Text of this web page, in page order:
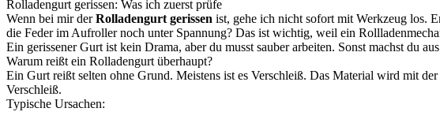
Rolladengurt gerissen: Was ich zuerst prüfe
Wenn bei mir derRolladengurt gerissen ist, gehe ich nicht sofort mit Werkzeug los.
die Feder im Aufroller noch unter Spannung? Das ist wichtig, weil ein
Ein gerissener Gurt ist kein Drama, aber du musst sauber arbeiten. Sonst machst du
Warum reißt ein Rolladengurt überhaupt?
Ein Gurt reißt selten ohne Grund. Meistens ist es Verschleiß. Das Material wird mit
Verschleiß.
Typische Ursachen: